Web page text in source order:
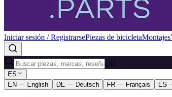
Iniciar sesión / RegistrarsePiezas de bicicletaMontajes
ESC
ES
EN — English
DE — Deutsch FR — Français ES